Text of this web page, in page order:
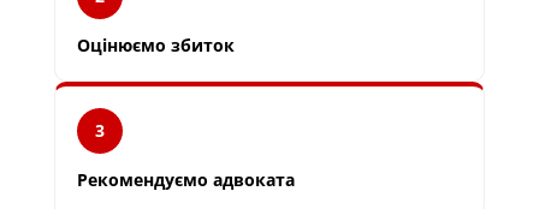
Оцінюємо збиток
3
Рекомендуємо адвоката